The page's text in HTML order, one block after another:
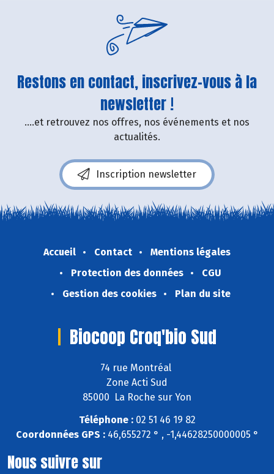
Restons en contact, inscrivez-vous à la
newsletter !
....et retrouvez nos offres, nos événements et nos
actualités.
Inscription newsletter
Accueil Contact
Mentions légales
Protection des données
CGU
Gestion des cookies
Plan du site
Biocoop Croq'bio Sud
74 rue Montréal
Zone Acti Sud
85000 La Roche sur Yon
Téléphone :02 51 46 19 82
Coordonnées GPS :46,655272 ° , -1,44628250000005 °
Nous suivre sur